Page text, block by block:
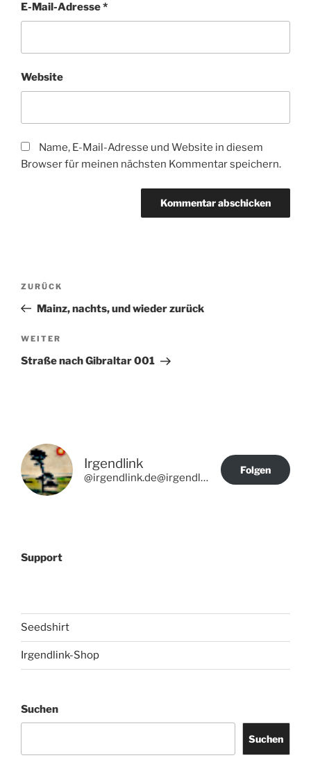
E-Mail-Adresse*
Website
Name, E-Mail-Adresse und Website in diesem
Browser für meinen nächsten Kommentar speichern.
Beitragsnavigation
Vorheriger
Beitrag
ZURÜCK
Mainz, nachts, und wieder zurück
Nächster
Beitrag
WEITER
Straße nach Gibraltar 001
Irgendlink
@irgendlink.de@irgendlink.de
Folgen
Support
Seedshirt
Irgendlink-Shop
Suchen
Suchen